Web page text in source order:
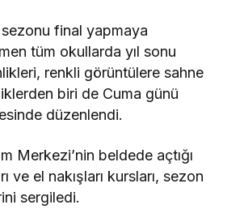
sezonu final yapmaya
tüm okullarda yıl sonu
renkli görüntülere sahne
biri de Cuma günü
düzenlendi.
Merkezi’nin beldede açtığı
ve el nakışları kursları, sezon
sergiledi.